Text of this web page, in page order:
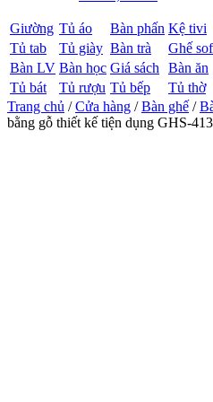
Giường Tủ áo Bàn phấn Kệ tivi
Tủ tab Tủ giày Bàn trà
Ghế
Bàn LV Bàn học Giá sách Bàn ăn
Tủ bát Tủ rượu Tủ bếp
Tủ thờ
Trang chủ /Cửa hàng /Bàn ghế /
bằng gỗ thiết kế tiện dụng GHS-